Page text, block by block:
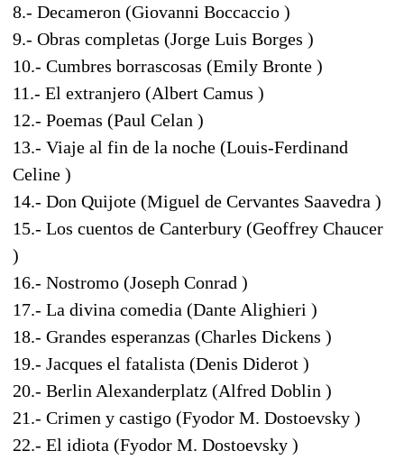
8.- Decameron (Giovanni Boccaccio )
9.- Obras completas (Jorge Luis Borges )
10.- Cumbres borrascosas (Emily Bronte )
11.- El extranjero (Albert Camus )
12.- Poemas (Paul Celan )
13.- Viaje al fin de la noche (Louis-Ferdinand
Celine )
14.- Don Quijote (Miguel de Cervantes Saavedra )
15.- Los cuentos de Canterbury (Geoffrey Chaucer
)
16.- Nostromo (Joseph Conrad )
17.- La divina comedia (Dante Alighieri )
18.- Grandes esperanzas (Charles Dickens )
19.- Jacques el fatalista (Denis Diderot )
20.- Berlin Alexanderplatz (Alfred Doblin )
21.- Crimen y castigo (Fyodor M. Dostoevsky )
22.- El idiota (Fyodor M. Dostoevsky )